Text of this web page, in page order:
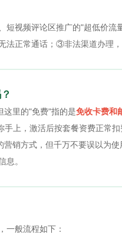
短视频评论区推广的"超低价
法正常通话；③非法渠道办理
这里的"免费"指的是免收卡费和
手上，激活后按套餐资费正常扣
营销方式，但千万不要误以为
息。
一般流程如下：